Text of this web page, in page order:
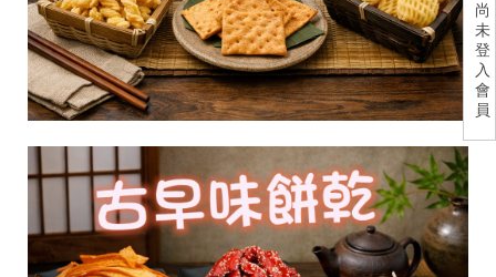
尚
未
登
入
會
員